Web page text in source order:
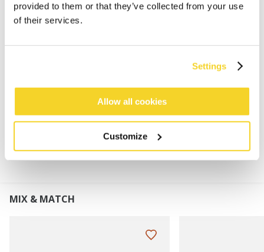
provided to them or that they’ve collected from your use
of their services.
Settings
Allow all cookies
Customize
Klassische BARTS Feinstrickmütze
Taillierte Mütze
MATERIALIEN UND DETAILS
MIX & MATCH